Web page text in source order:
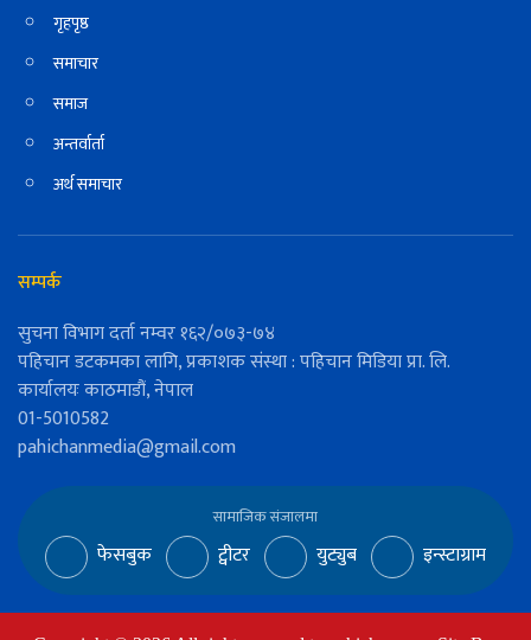
गृहपृष्ठ
समाचार
समाज
अन्तर्वार्ता
अर्थ समाचार
सम्पर्क
सुचना विभाग दर्ता नम्वर १६२/०७३-७४
पहिचान डटकमका लागि, प्रकाशक संस्था : पहिचान मिडिया प्रा. लि.
कार्यालयः काठमाडौं, नेपाल
01-5010582
pahichanmedia@gmail.com
सामाजिक संजालमा
फेसबुक ट्वीटर युट्युब इन्स्टाग्राम